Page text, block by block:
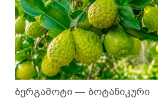
ბერგამოტი — ბოტანიკური